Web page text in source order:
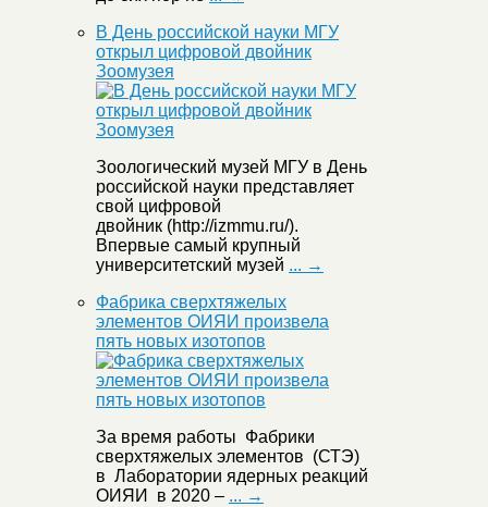
В День российской науки МГУ
открыл цифровой двойник
Зоомузея
Зоологический музей МГУ в День
российской науки представляет
свой цифровой
двойник (http://izmmu.ru/).
Впервые самый крупный
университетский музей ... →
Фабрика сверхтяжелых
элементов ОИЯИ произвела
пять новых изотопов
За время работы Фабрики
сверхтяжелых элементов (СТЭ)
в Лаборатории ядерных реакций
ОИЯИ в 2020 – ... →